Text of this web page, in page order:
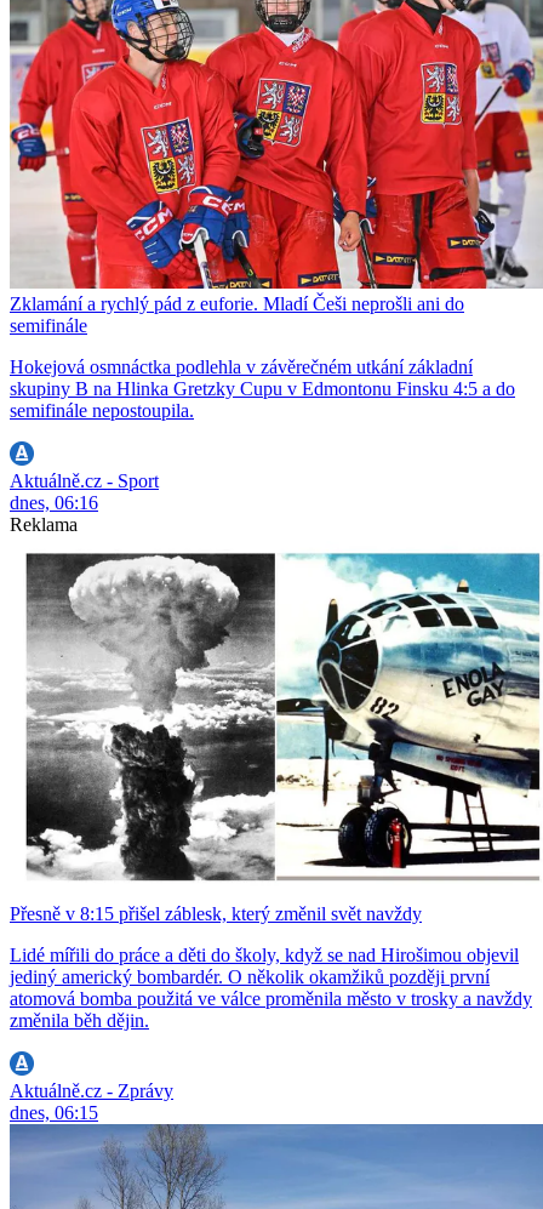
Zklamání a rychlý pád z euforie. Mladí Češi neprošli ani do
semifinále
Hokejová osmnáctka podlehla v závěrečném utkání základní
skupiny B na Hlinka Gretzky Cupu v Edmontonu Finsku 4:5 a do
semifinále nepostoupila.
Aktuálně.cz - Sport
dnes, 06:16
Reklama
Přesně v 8:15 přišel záblesk, který změnil svět navždy
Lidé mířili do práce a děti do školy, když se nad Hirošimou objevil
jediný americký bombardér. O několik okamžiků později první
atomová bomba použitá ve válce proměnila město v trosky a navždy
změnila běh dějin.
Aktuálně.cz - Zprávy
dnes, 06:15